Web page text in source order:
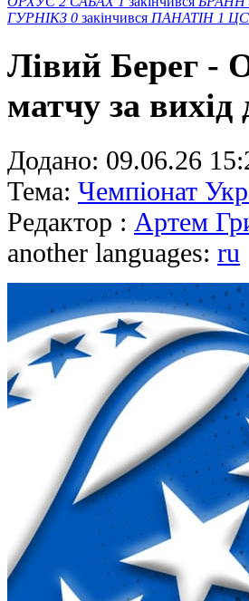
ГУРНІКЗ 0 закінчився ПАНАТІН 1
Лівий Берег -
матчу за
Додано: 09.06.26
Тема: Чемпіонат
Редактор : Артем
another languages: ru